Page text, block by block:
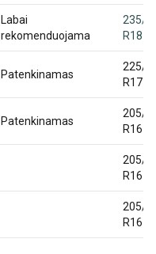
Labai
rekomenduojama
235/
R18
Patenkinamas
225/
R17
Patenkinamas
205/
R16
205/
R16
205/
R16